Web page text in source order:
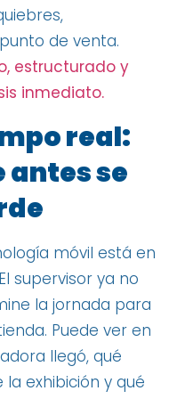
de venta.
estructurado y
inmediato.
real:
antes se
móvil está en
supervisor ya no
la jornada para
Puede ver en
llegó, qué
exhibición y qué